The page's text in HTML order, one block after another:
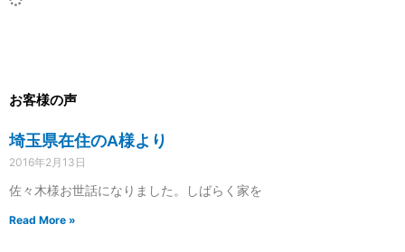
お客様の声
埼玉県在住のA様より
2016年2月13日
佐々木様お世話になりました。しばらく家を
Read More »